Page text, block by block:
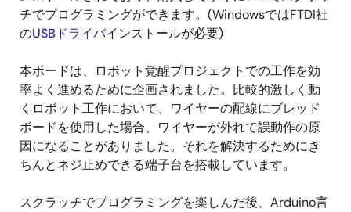
チでプログラミングができます。(WindowsではFTDI社
のUSBドライバインストールが必要)
本ボードは、ロボット覚醒プロジェクトでの工作を効
率よく進めるために企画されました。比較的激しく動
くロボット工作において、ワイヤーの配線にブレッド
ボードを使用した場合、ワイヤーが外れて誤動作の原
因になることがありました。それを解決するためにき
ちんとネジ止めできる端子台を搭載しています。
スクラッチでプログラミングを楽しんだ後、Arduino言